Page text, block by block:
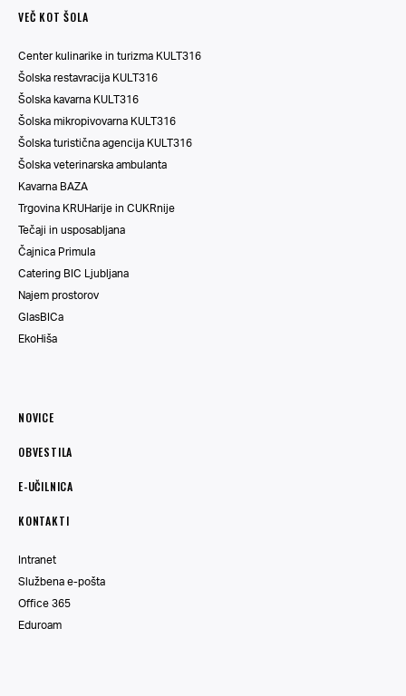
VEČ KOT ŠOLA
Center kulinarike in turizma KULT316
Šolska restavracija KULT316
Šolska kavarna KULT316
Šolska mikropivovarna KULT316
Šolska turistična agencija KULT316
Šolska veterinarska ambulanta
Kavarna BAZA
Trgovina KRUHarije in CUKRnije
Tečaji in usposabljana
Čajnica Primula
Catering BIC Ljubljana
Najem prostorov
GlasBICa
EkoHiša
NOVICE
OBVESTILA
E-UČILNICA
KONTAKTI
Intranet
Službena e-pošta
Office 365
Eduroam